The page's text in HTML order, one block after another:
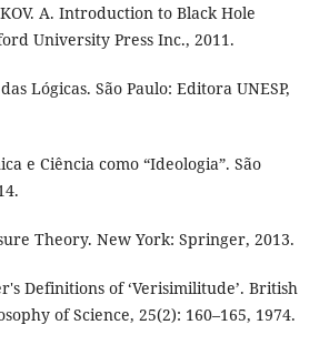
A. Introduction to Black Hole
University Press Inc., 2011.
Lógicas. São Paulo: Editora UNESP,
e Ciência como “Ideologia”. São
Theory. New York: Springer, 2013.
Definitions of ‘Verisimilitude’. British
of Science, 25(2): 160–165, 1974.